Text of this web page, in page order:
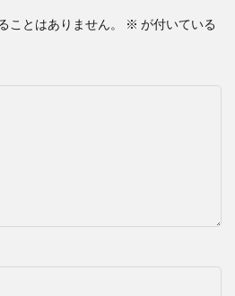
ことはありません。 ※ が付いている